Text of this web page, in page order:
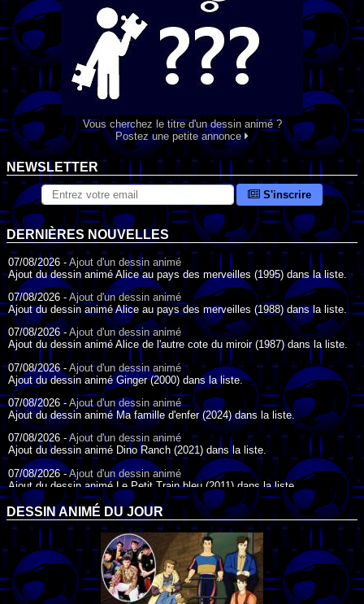
Vous cherchez le titre d'un dessin animé ?
Postez une petite annonce
NEWSLETTER
S'inscrire
DERNIÈRES NOUVELLES
07/08/2026 - Ajout d'un dessin animé
Ajout du dessin animé Alice au pays des merveilles (1995) dans la liste.
07/08/2026 - Ajout d'un dessin animé
Ajout du dessin animé Alice au pays des merveilles (1988) dans la liste.
07/08/2026 -Ajout d'un dessin animé
Ajout du dessin animé Alice de l'autre cote du miroir (1987) dans la liste.
07/08/2026 -Ajout d'un dessin animé
Ajout du dessin animé Ginger (2000) dans la liste.
07/08/2026 - Ajout d'un dessin animé
Ajout du dessin animé Ma famille d'enfer (2024) dans la liste.
07/08/2026 -Ajout d'un dessin animé
Ajout du dessin animé Dino Ranch (2021) dans la liste.
07/08/2026 -Ajout d'un dessin animé
Ajout du dessin animé Le Petit Train bleu (2011) dans la liste.
07/08/2026 -Ajout d'un dessin animé
Ajout du dessin animé Agent Spécial Oso (2009) dans la liste.
17/07/2026 -
Ajout d'un dessin animé
Ajout du dessin animé Peter Pan (1988) dans la liste.
17/07/2026 -
Ajout d'un dessin animé
Ajout du dessin animé Le Bossu de Notre-Dame (1996) dans la liste.
DESSIN ANIMÉ DU JOUR